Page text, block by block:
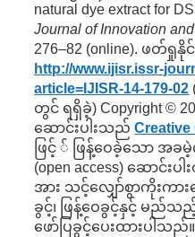
natural dye extract for
Journal of Innovation
276–82 (online). ဖတ်ရှု
http://www.ijisr.issr-
article=IJISR-14-179-02
တွင် ရရှိခဲ့) Copyright ©
ဆောင်းပါးသည်
ဖြင့် ် ဖြန့်ဝေခဲ့သော
(open access) ဆောင်
အား သင့်လျှော်စွာကိုးကာ
ခွင့်၊ ဖြန့်ဝေခွင့်နှင့် မ
ဖော်ပြခွင့်ပေးထားပါသည်။